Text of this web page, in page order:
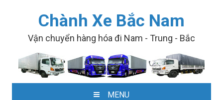
Chành Xe Bắc Nam
Vận chuyển hàng hóa đi Nam - Trung - Bắc
MENU